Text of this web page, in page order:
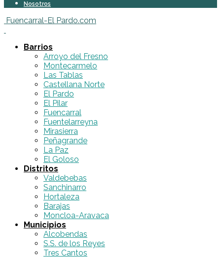
Nosotros
Fuencarral-El Pardo.com
Barrios
Arroyo del Fresno
Montecarmelo
Las Tablas
Castellana Norte
El Pardo
El Pilar
Fuencarral
Fuentelarreyna
Mirasierra
Peñagrande
La Paz
El Goloso
Distritos
Valdebebas
Sanchinarro
Hortaleza
Barajas
Moncloa-Aravaca
Municipios
Alcobendas
S.S. de los Reyes
Tres Cantos